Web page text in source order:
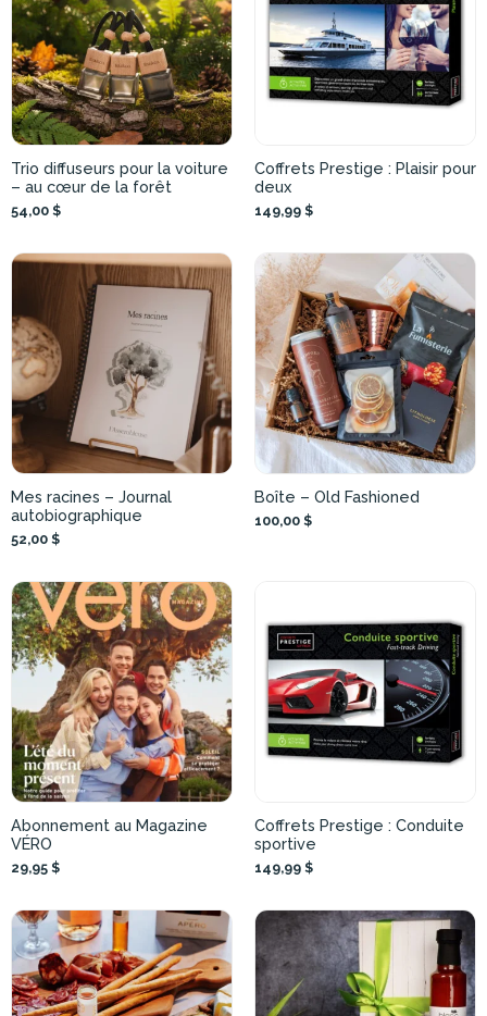
Trio diffuseurs pour la voiture
– au cœur de la forêt
54,00 $
Coffrets Prestige : Plaisir pour
deux
149,99 $
Mes racines – Journal
autobiographique
52,00 $
Boîte – Old Fashioned
100,00 $
Abonnement au Magazine
VÉRO
29,95 $
Coffrets Prestige : Conduite
sportive
149,99 $